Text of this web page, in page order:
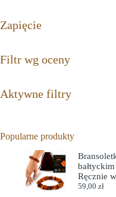
Zapięcie
Filtr wg oceny
Aktywne filtry
Popularne produkty
Ręcznie
59,00 zł